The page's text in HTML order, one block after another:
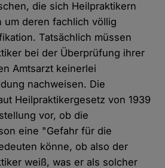
die sich Heilpraktikern
um deren fachlich völlig
Tatsächlich müssen
bei der Überprüfung ihrer
Amtsarzt keinerlei
nachweisen. Die
Heilpraktikergesetz von 1939
vor, ob die
eine "Gefahr für die
könne, ob also der
weiß, was er als solcher